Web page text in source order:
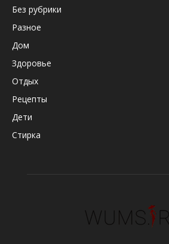
Без рубрики
Разное
Дом
Здоровье
Отдых
Рецепты
Дети
Стирка